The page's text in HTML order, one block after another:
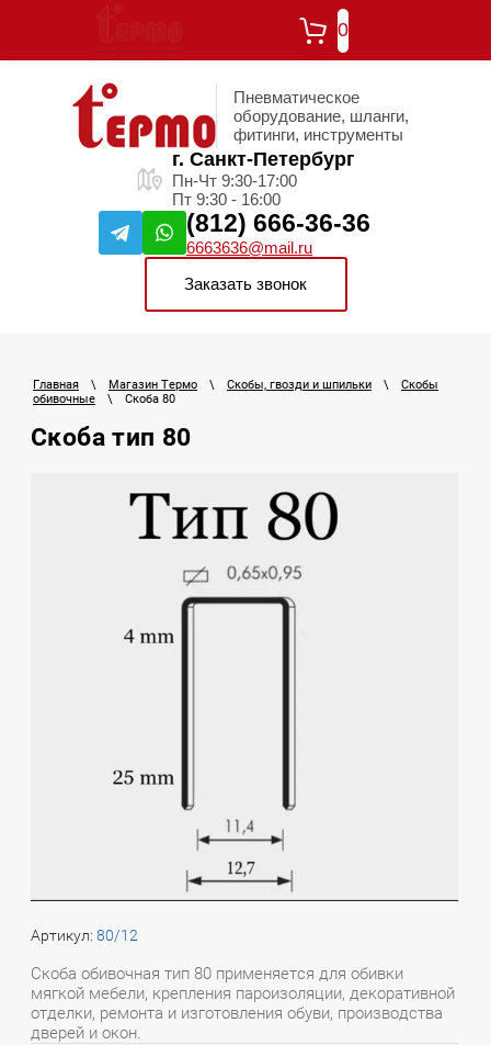
0
Пневматическое
оборудование, шланги,
фитинги, инструменты
г. Санкт-Петербург
Пн-Чт 9:30-17:00
Пт 9:30 - 16:00
(812) 666-36-36
6663636@mail.ru
Заказать звонок
Главная \ Магазин Термо \ Скобы, гвозди и шпильки \
Скобы
обивочные
\ Скоба 80
Скоба тип 80
Артикул: 80/12
Скоба обивочная тип 80 применяется для обивки
мягкой мебели, крепления пароизоляции, декоративной
отделки, ремонта и изготовления обуви, производства
дверей и окон.